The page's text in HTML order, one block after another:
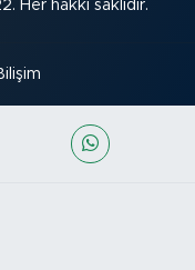
hakkı saklıdır.